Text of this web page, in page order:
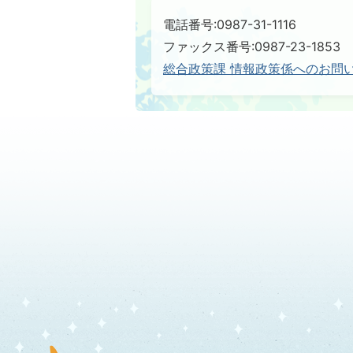
電話番号:0987-31-1116
ファックス番号:0987-23-1853
総合政策課 情報政策係へのお問